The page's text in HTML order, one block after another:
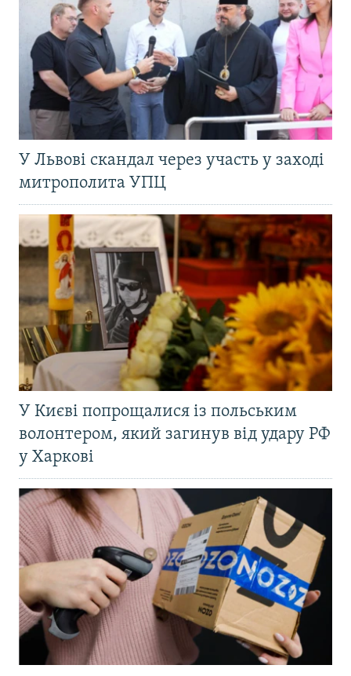
У Львові скандал через участь у заході
митрополита УПЦ
У Києві попрощалися із польським
волонтером, який загинув від удару РФ
у Харкові